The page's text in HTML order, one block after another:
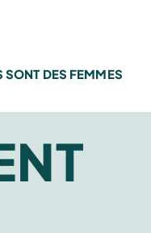
SONT DES FEMMES